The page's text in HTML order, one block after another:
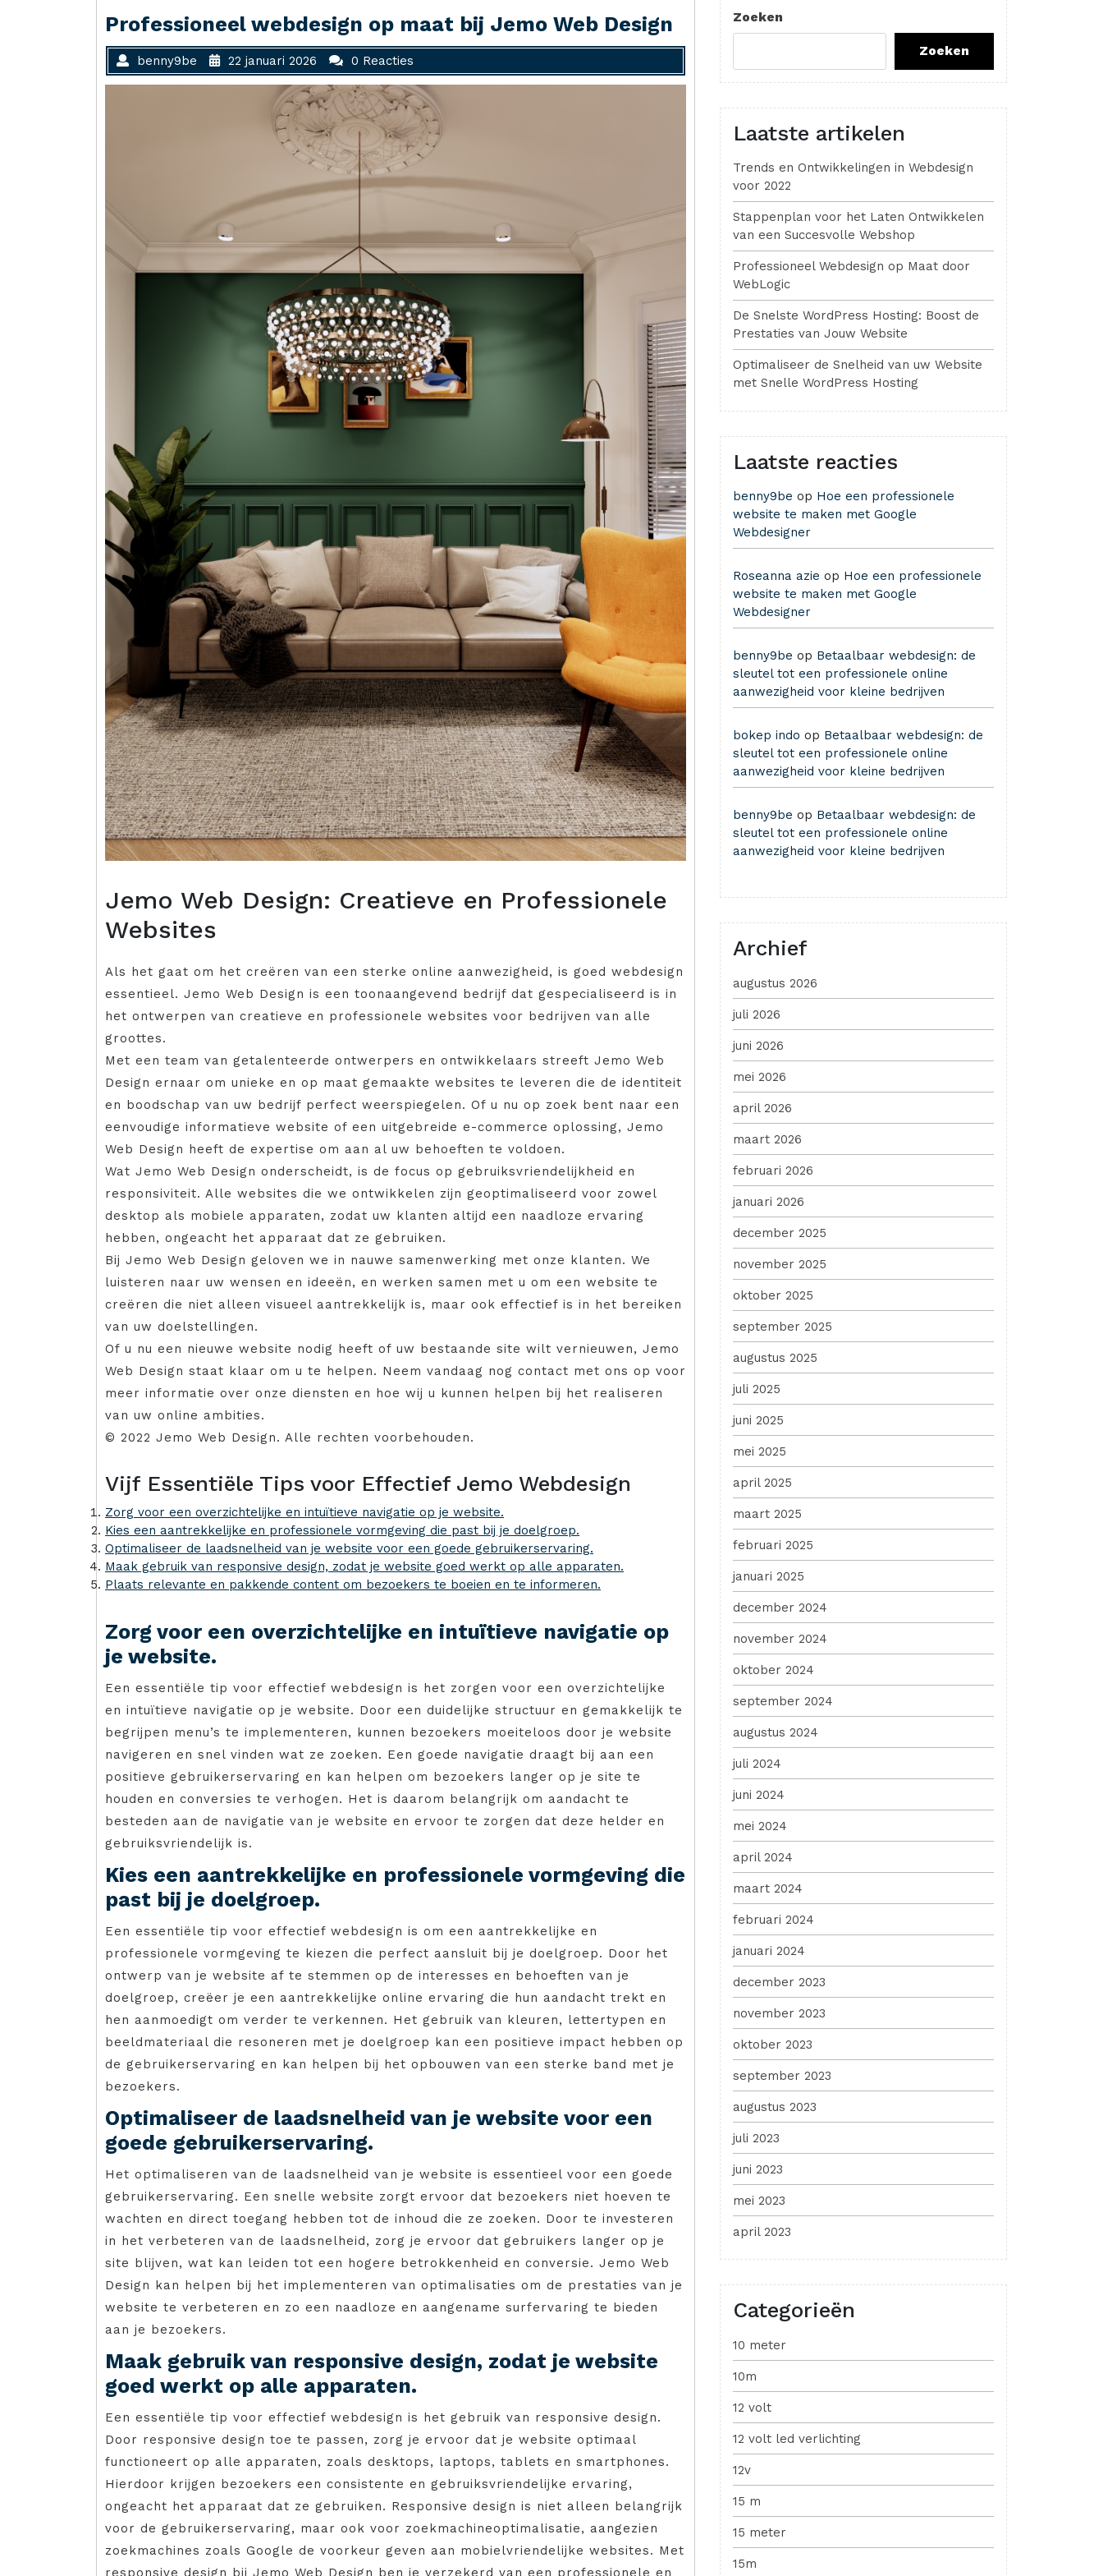
Professioneel webdesign op maat bij Jemo Web Design
benny9be 22 januari 2026 0 Reacties
Jemo Web Design: Creatieve en Professionele
Websites
Als het gaat om het creëren van een sterke online aanwezigheid, is goed webdesign
essentieel. Jemo Web Design is een toonaangevend bedrijf dat gespecialiseerd is in
het ontwerpen van creatieve en professionele websites voor bedrijven van alle
groottes.
Met een team van getalenteerde ontwerpers en ontwikkelaars streeft Jemo Web
Design ernaar om unieke en op maat gemaakte websites te leveren die de identiteit
en boodschap van uw bedrijf perfect weerspiegelen. Of u nu op zoek bent naar een
eenvoudige informatieve website of een uitgebreide e-commerce oplossing, Jemo
Web Design heeft de expertise om aan al uw behoeften te voldoen.
Wat Jemo Web Design onderscheidt, is de focus op gebruiksvriendelijkheid en
responsiviteit. Alle websites die we ontwikkelen zijn geoptimaliseerd voor zowel
desktop als mobiele apparaten, zodat uw klanten altijd een naadloze ervaring
hebben, ongeacht het apparaat dat ze gebruiken.
Bij Jemo Web Design geloven we in nauwe samenwerking met onze klanten. We
luisteren naar uw wensen en ideeën, en werken samen met u om een website te
creëren die niet alleen visueel aantrekkelijk is, maar ook effectief is in het bereiken
van uw doelstellingen.
Of u nu een nieuwe website nodig heeft of uw bestaande site wilt vernieuwen, Jemo
Web Design staat klaar om u te helpen. Neem vandaag nog contact met ons op voor
meer informatie over onze diensten en hoe wij u kunnen helpen bij het realiseren
van uw online ambities.
© 2022 Jemo Web Design. Alle rechten voorbehouden.
Vijf Essentiële Tips voor Effectief Jemo Webdesign
Zorg voor een overzichtelijke en intuïtieve navigatie op je website.
Kies een aantrekkelijke en professionele vormgeving die past bij je doelgroep.
Optimaliseer de laadsnelheid van je website voor een goede gebruikerservaring.
Maak gebruik van responsive design, zodat je website goed werkt op alle apparaten.
Plaats relevante en pakkende content om bezoekers te boeien en te informeren.
Zorg voor een overzichtelijke en intuïtieve navigatie op
je website.
Een essentiële tip voor effectief webdesign is het zorgen voor een overzichtelijke
en intuïtieve navigatie op je website. Door een duidelijke structuur en gemakkelijk te
begrijpen menu’s te implementeren, kunnen bezoekers moeiteloos door je website
navigeren en snel vinden wat ze zoeken. Een goede navigatie draagt bij aan een
positieve gebruikerservaring en kan helpen om bezoekers langer op je site te
houden en conversies te verhogen. Het is daarom belangrijk om aandacht te
besteden aan de navigatie van je website en ervoor te zorgen dat deze helder en
gebruiksvriendelijk is.
Kies een aantrekkelijke en professionele vormgeving die
past bij je doelgroep.
Een essentiële tip voor effectief webdesign is om een aantrekkelijke en
professionele vormgeving te kiezen die perfect aansluit bij je doelgroep. Door het
ontwerp van je website af te stemmen op de interesses en behoeften van je
doelgroep, creëer je een aantrekkelijke online ervaring die hun aandacht trekt en
hen aanmoedigt om verder te verkennen. Het gebruik van kleuren, lettertypen en
beeldmateriaal die resoneren met je doelgroep kan een positieve impact hebben op
de gebruikerservaring en kan helpen bij het opbouwen van een sterke band met je
bezoekers.
Optimaliseer de laadsnelheid van je website voor een
goede gebruikerservaring.
Het optimaliseren van de laadsnelheid van je website is essentieel voor een goede
gebruikerservaring. Een snelle website zorgt ervoor dat bezoekers niet hoeven te
wachten en direct toegang hebben tot de inhoud die ze zoeken. Door te investeren
in het verbeteren van de laadsnelheid, zorg je ervoor dat gebruikers langer op je
site blijven, wat kan leiden tot een hogere betrokkenheid en conversie. Jemo Web
Design kan helpen bij het implementeren van optimalisaties om de prestaties van je
website te verbeteren en zo een naadloze en aangename surfervaring te bieden
aan je bezoekers.
Maak gebruik van responsive design, zodat je website
goed werkt op alle apparaten.
Een essentiële tip voor effectief webdesign is het gebruik van responsive design.
Door responsive design toe te passen, zorg je ervoor dat je website optimaal
functioneert op alle apparaten, zoals desktops, laptops, tablets en smartphones.
Hierdoor krijgen bezoekers een consistente en gebruiksvriendelijke ervaring,
ongeacht het apparaat dat ze gebruiken. Responsive design is niet alleen belangrijk
voor de gebruikerservaring, maar ook voor zoekmachineoptimalisatie, aangezien
zoekmachines zoals Google de voorkeur geven aan mobielvriendelijke websites. Met
responsive design bij Jemo Web Design ben je verzekerd van een professionele en
Zoeken
Zoeken
Laatste artikelen
Trends en Ontwikkelingen in Webdesign
voor 2022
Stappenplan voor het Laten Ontwikkelen
van een Succesvolle Webshop
Professioneel Webdesign op Maat door
WebLogic
De Snelste WordPress Hosting: Boost de
Prestaties van Jouw Website
Optimaliseer de Snelheid van uw Website
met Snelle WordPress Hosting
Laatste reacties
benny9be op Hoe een professionele
website te maken met Google
Webdesigner
Roseanna azie op Hoe een professionele
website te maken met Google
Webdesigner
benny9be op Betaalbaar webdesign: de
sleutel tot een professionele online
aanwezigheid voor kleine bedrijven
bokep indo op Betaalbaar webdesign: de
sleutel tot een professionele online
aanwezigheid voor kleine bedrijven
benny9be op Betaalbaar webdesign: de
sleutel tot een professionele online
aanwezigheid voor kleine bedrijven
Archief
augustus 2026
juli 2026
juni 2026
mei 2026
april 2026
maart 2026
februari 2026
januari 2026
december 2025
november 2025
oktober 2025
september 2025
augustus 2025
juli 2025
juni 2025
mei 2025
april 2025
maart 2025
februari 2025
januari 2025
december 2024
november 2024
oktober 2024
september 2024
augustus 2024
juli 2024
juni 2024
mei 2024
april 2024
maart 2024
februari 2024
januari 2024
december 2023
november 2023
oktober 2023
september 2023
augustus 2023
juli 2023
juni 2023
mei 2023
april 2023
Categorieën
10 meter
10m
12 volt
12 volt led verlichting
12v
15 m
15 meter
15m